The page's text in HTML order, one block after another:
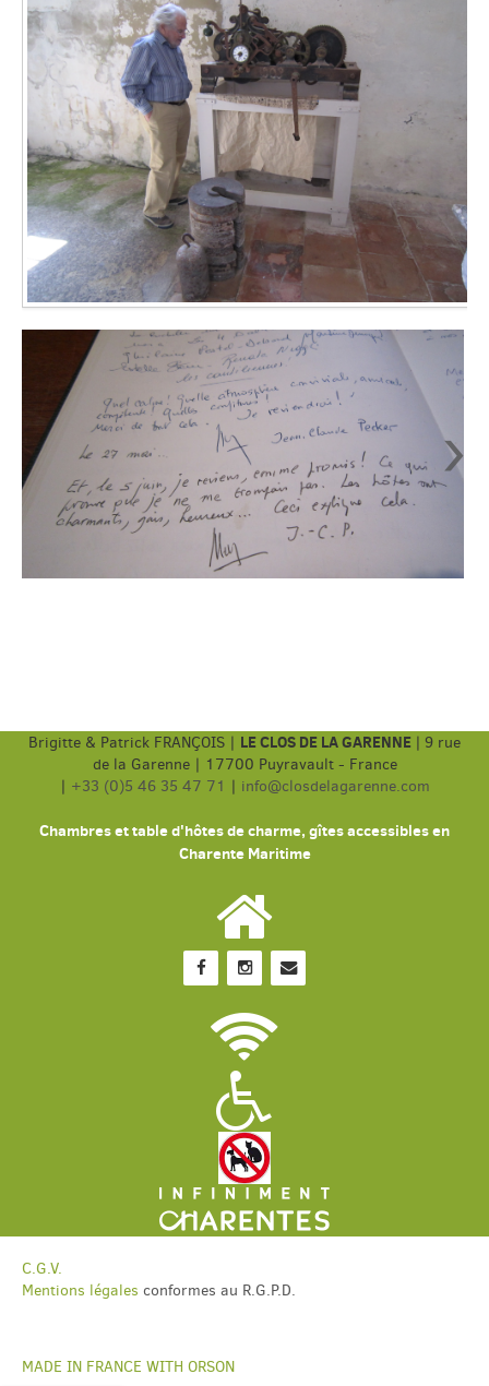
›
Brigitte & Patrick FRANÇOIS | LE CLOS DE LA GARENNE | 9 rue
de la Garenne | 17700 Puyravault - France
| +33 (0)5 46 35 47 71 | info@closdelagarenne.com
Chambres et table d'hôtes de charme, gîtes accessibles en
Charente Maritime
C.G.V.
Mentions légales conformes au R.G.P.D.
MADE IN FRANCE WITH ORSON